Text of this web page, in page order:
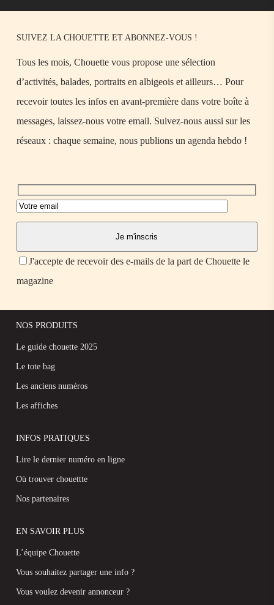
SUIVEZ LA CHOUETTE ET ABONNEZ-VOUS !
Tous les mois, Chouette vous propose une sélection
d’activités, balades, portraits en albigeois et ailleurs… Pour
recevoir toutes les infos en avant-première dans votre boîte à
messages, laissez-nous votre email. Suivez-nous aussi sur les
réseaux : chaque semaine, nous publions un agenda hebdo !
J'accepte de recevoir des e-mails de la part de Chouette le
magazine
NOS PRODUITS
Le guide chouette 2025
Le tote bag
Les anciens numéros
Les affiches
INFOS PRATIQUES
Lire le dernier numéro en ligne
Où trouver chouettte
Nos partenaires
EN SAVOIR PLUS
L’équipe Chouette
Vous souhaitez partager une info ?
Vous voulez devenir annonceur ?